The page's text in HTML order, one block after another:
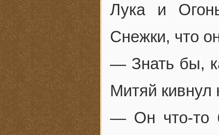
Лука и
Снежки, что
— Знать бы,
Митяй кивнул
— Он что-то